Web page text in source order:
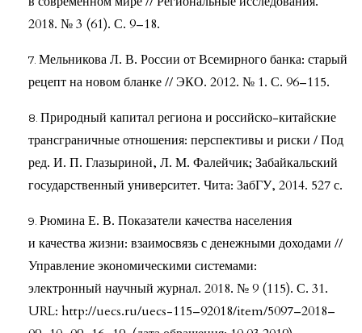
2018. № 3 (61). С. 9–18.
Мельникова Л. В. России от Всемирного банка: старый
рецепт на новом бланке // ЭКО. 2012. № 1. С. 96–115.
Природный капитал региона и российско-китайские
трансграничные отношения: перспективы и риски / Под
ред. И. П. Глазыриной, Л. М. Фалейчик; Забайкальский
государственный университет. Чита: ЗабГУ, 2014. 527 с.
Рюмина Е. В. Показатели качества населения
и качества жизни: взаимосвязь с денежными доходами //
Управление экономическими системами:
электронный научный журнал. 2018. № 9 (115). С. 31.
URL: http://uecs.ru/uecs-115–92018/item/5097–2018–